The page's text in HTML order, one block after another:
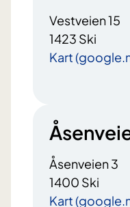
Vestveien 15
1423 Ski
Kart
Åsenveien 3
1400 Ski
Kart